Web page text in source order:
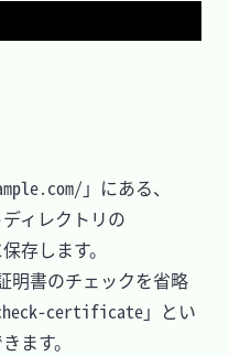
」にある、
ィレクトリの
存します。
書のチェックを省略
certificate」とい
ます。